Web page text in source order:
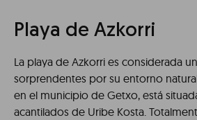
Playa de Azkorri
La playa de Azkorri es considerada
sorprendentes por su entorno
en el municipio de Getxo, está
acantilados de Uribe Kosta.